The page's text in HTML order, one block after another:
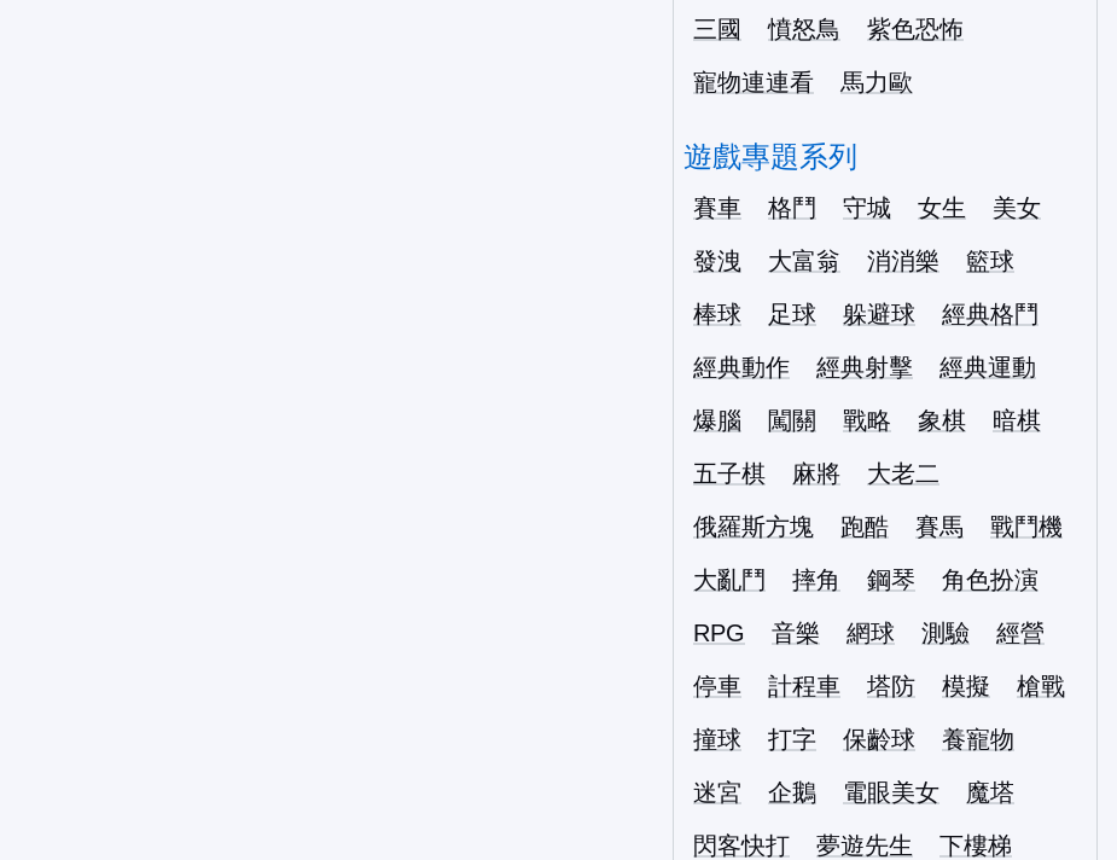
三國
憤怒鳥
紫色恐怖
寵物連連看
馬力歐
遊戲專題系列
賽車 格鬥 守城 女生
美女
發洩
大富翁 消消樂
籃球
棒球
足球 躲避球
經典格鬥
經典動作
經典射擊
經典運動
爆腦
闖關 戰略 象棋
暗棋
五子棋
麻將
大老二
俄羅斯方塊
跑酷 賽馬
戰鬥機
大亂鬥
摔角 鋼琴
角色扮演
RPG
音樂 網球 測驗
經營
停車
計程車 塔防 模擬
槍戰
撞球
打字 保齡球
養寵物
迷宮
企鵝 電眼美女
魔塔
閃客快打
夢遊先生
下樓梯